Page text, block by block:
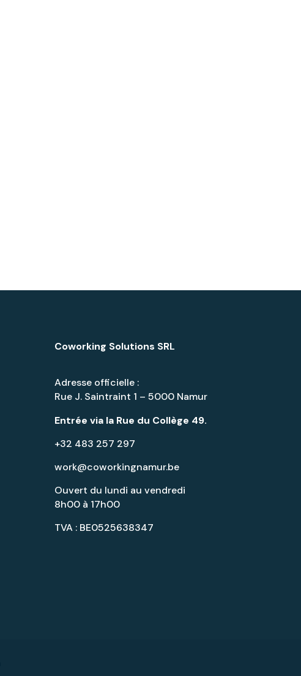
Coworking Solutions SRL
Adresse officielle :
Rue J. Saintraint 1 – 5000 Namur
Entrée via la Rue du Collège 49.
+32 483 257 297
work@coworkingnamur.be
Ouvert du lundi au vendredi
8h00 à 17h00
TVA : BE0525638347